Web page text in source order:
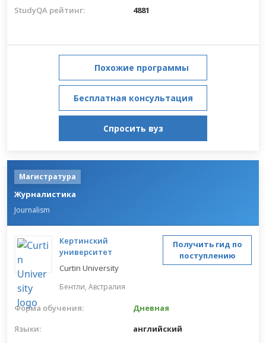
StudyQA рейтинг:
4881
Похожие программы
Бесплатная консультация
Спросить вуз
Магистратура
Журналистика
Journalism
Кертинский
университет
Curtin University
Бентли, Австралия
Получить гид по
поступлению
Форма обучения:
Дневная
Языки:
английский